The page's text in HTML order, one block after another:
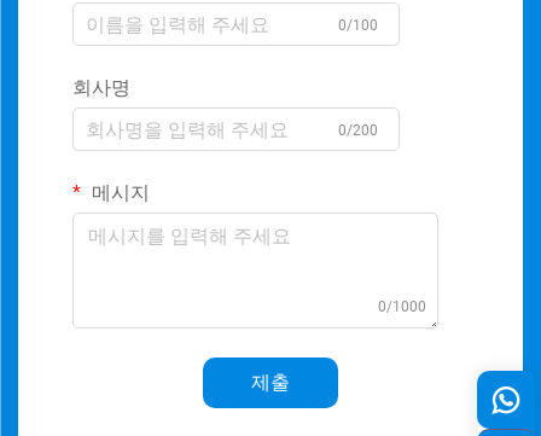
0/100
회사명
0/200
메시지
0/1000
제출